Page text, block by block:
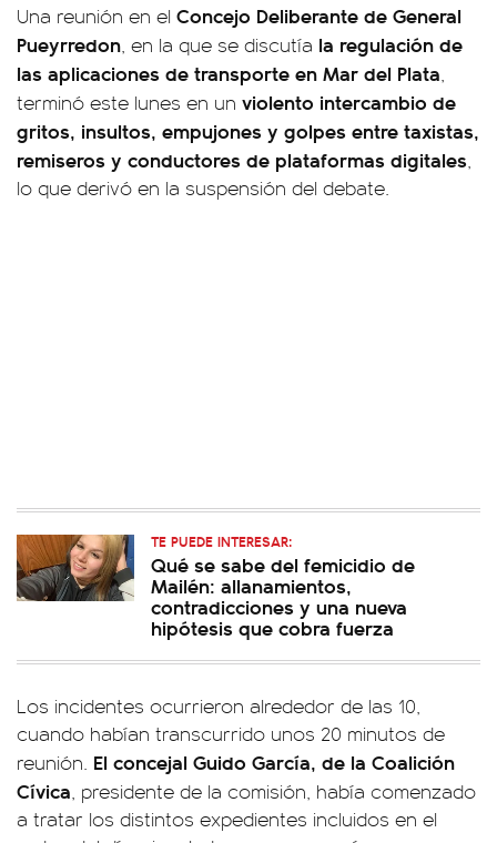
Una reunión en el Concejo Deliberante de General
Pueyrredon, en la que se discutía la regulación de
las aplicaciones de transporte en Mar del Plata,
terminó este lunes en un violento intercambio de
gritos, insultos, empujones y golpes entre taxistas,
remiseros y conductores de plataformas digitales,
lo que derivó en la suspensión del debate.
TE PUEDE INTERESAR:
Qué se sabe del femicidio de
Mailén: allanamientos,
contradicciones y una nueva
hipótesis que cobra fuerza
Los incidentes ocurrieron alrededor de las 10,
cuando habían transcurrido unos 20 minutos de
reunión. El concejal Guido García, de la Coalición
Cívica, presidente de la comisión, había comenzado
a tratar los distintos expedientes incluidos en el